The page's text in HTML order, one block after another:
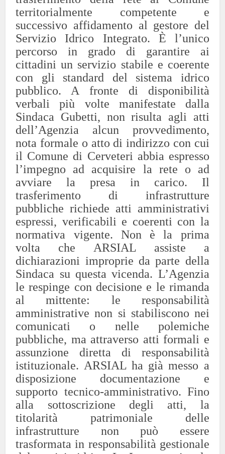
territorialmente competente e
successivo affidamento al gestore del
Servizio Idrico Integrato. È l’unico
percorso in grado di garantire ai
cittadini un servizio stabile e coerente
con gli standard del sistema idrico
pubblico. A fronte di disponibilità
verbali più volte manifestate dalla
Sindaca Gubetti, non risulta agli atti
dell’Agenzia alcun provvedimento,
nota formale o atto di indirizzo con cui
il Comune di Cerveteri abbia espresso
l’impegno ad acquisire la rete o ad
avviare la presa in carico. Il
trasferimento di infrastrutture
pubbliche richiede atti amministrativi
espressi, verificabili e coerenti con la
normativa vigente. Non è la prima
volta che ARSIAL assiste a
dichiarazioni improprie da parte della
Sindaca su questa vicenda. L’Agenzia
le respinge con decisione e le rimanda
al mittente: le responsabilità
amministrative non si stabiliscono nei
comunicati o nelle polemiche
pubbliche, ma attraverso atti formali e
assunzione diretta di responsabilità
istituzionale. ARSIAL ha già messo a
disposizione documentazione e
supporto tecnico-amministrativo. Fino
alla sottoscrizione degli atti, la
titolarità patrimoniale delle
infrastrutture non può essere
trasformata in responsabilità gestionale